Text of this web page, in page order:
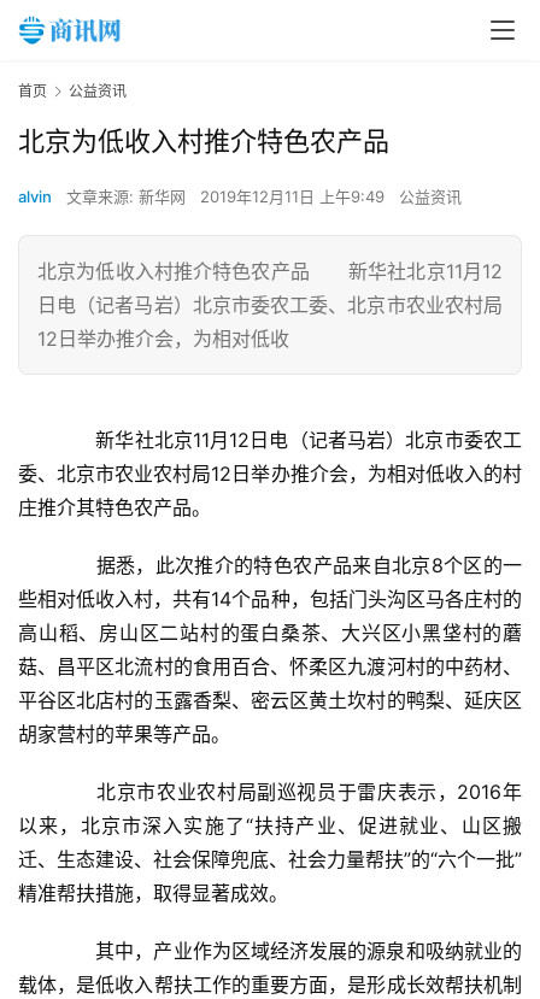
页
新
讯
首页 公益资讯
北京为低收入村推介特色农产品
alvin 文章来源: 新华网 2019年12月11日 上午9:49 公益资讯
北京为低收入村推介特色农产品 新华社北京11月12
日电（记者马岩）北京市委农工委、北京市农业农村局
12日举办推介会，为相对低收
新华社北京11月12日电（记者马岩）北京市委农工
委、北京市农业农村局12日举办推介会，为相对低收入的村
庄推介其特色农产品。
据悉，此次推介的特色农产品来自北京8个区的一
些相对低收入村，共有14个品种，包括门头沟区马各庄村的
高山稻、房山区二站村的蛋白桑茶、大兴区小黑垡村的蘑
菇、昌平区北流村的食用百合、怀柔区九渡河村的中药材、
平谷区北店村的玉露香梨、密云区黄土坎村的鸭梨、延庆区
胡家营村的苹果等产品。
北京市农业农村局副巡视员于雷庆表示，2016年
以来，北京市深入实施了“扶持产业、促进就业、山区搬
迁、生态建设、社会保障兜底、社会力量帮扶”的“六个一批”
精准帮扶措施，取得显著成效。
其中，产业作为区域经济发展的源泉和吸纳就业的
载体，是低收入帮扶工作的重要方面，是形成长效帮扶机制